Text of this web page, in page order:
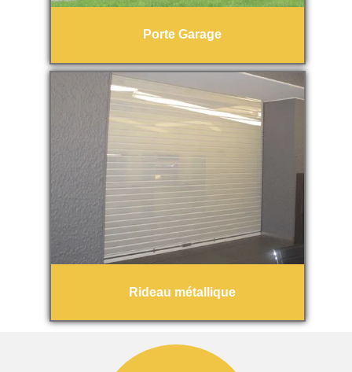
Porte Garage
Rideau métallique